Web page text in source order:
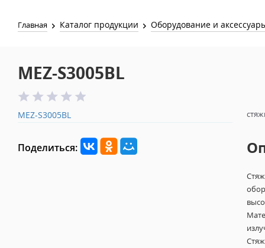
Главная Каталог продукции Оборудование и
MEZ-S3005BL
MEZ-S3005BL
Поделиться: